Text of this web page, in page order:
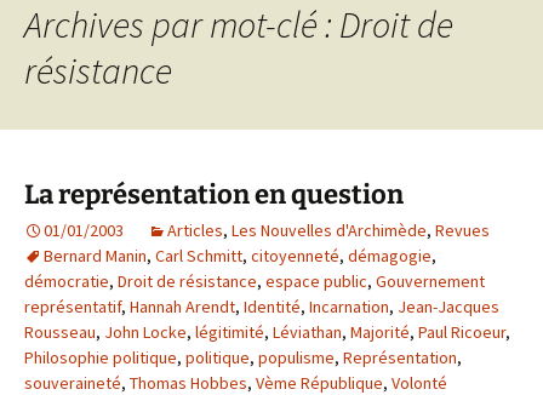
Archives par mot-clé : Droit de
résistance
La représentation en question
01/01/2003 Articles, Les Nouvelles d'Archimède, Revues
Bernard Manin, Carl Schmitt, citoyenneté, démagogie,
démocratie, Droit de résistance, espace public, Gouvernement
représentatif, Hannah Arendt, Identité, Incarnation, Jean-Jacques
Rousseau, John Locke, légitimité, Léviathan, Majorité, Paul Ricoeur,
Philosophie politique, politique, populisme, Représentation,
souveraineté, Thomas Hobbes, Vème République, Volonté